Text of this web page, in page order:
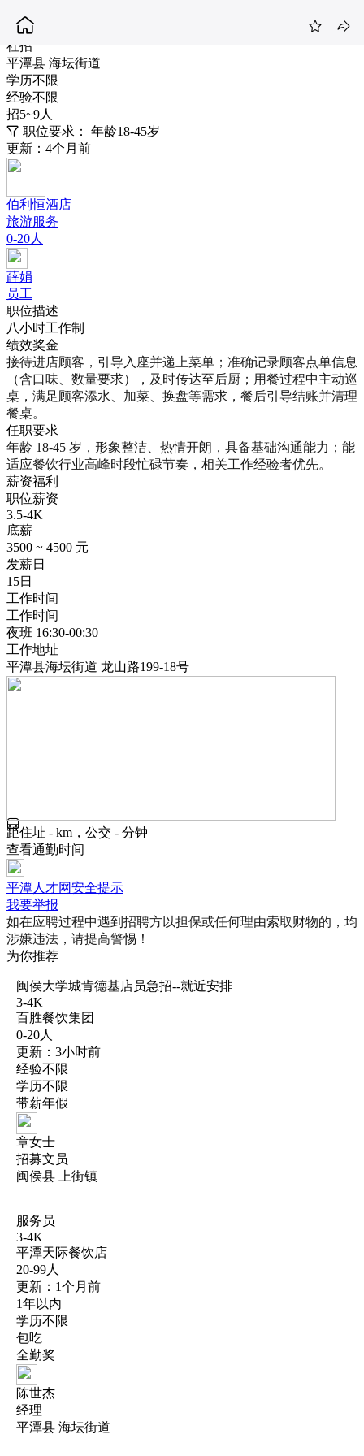
服务员
3.5-4K
社招
平潭县 海坛街道
学历不限
经验不限
招5~9人
职位要求：
年龄18-45岁
更新：4个月前
伯利恒酒店
旅游服务
0-20人
薛娟
员工
职位描述
八小时工作制
绩效奖金
接待进店顾客，引导入座并递上菜单；准确记录顾客点单信息
（含口味、数量要求），及时传达至后厨；用餐过程中主动巡
桌，满足顾客添水、加菜、换盘等需求，餐后引导结账并清理
餐桌。
任职要求
年龄 18-45 岁，形象整洁、热情开朗，具备基础沟通能力；能
适应餐饮行业高峰时段忙碌节奏，相关工作经验者优先。
薪资福利
职位薪资
3.5-4K
底薪
3500 ~ 4500 元
发薪日
15日
工作时间
工作时间
夜班 16:30-00:30
工作地址
平潭县海坛街道 龙山路199-18号
距住址 - km，公交 - 分钟
查看通勤时间
平潭人才网安全提示
我要举报
如在应聘过程中遇到招聘方以担保或任何理由索取财物的，均
涉嫌违法，请提高警惕！
为你推荐
闽侯大学城肯德基店员急招--就近安排
3-4K
百胜餐饮集团
0-20人
更新：3小时前
经验不限
学历不限
带薪年假
章女士
招募文员
闽侯县 上街镇
服务员
3-4K
平潭天际餐饮店
20-99人
更新：1个月前
1年以内
学历不限
包吃
全勤奖
陈世杰
经理
平潭县 海坛街道